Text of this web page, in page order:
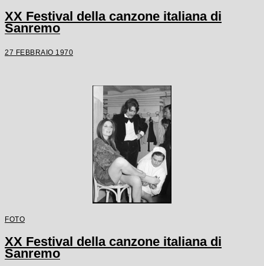
XX Festival della canzone italiana di
Sanremo
27 FEBBRAIO 1970
FOTO
XX Festival della canzone italiana di
Sanremo